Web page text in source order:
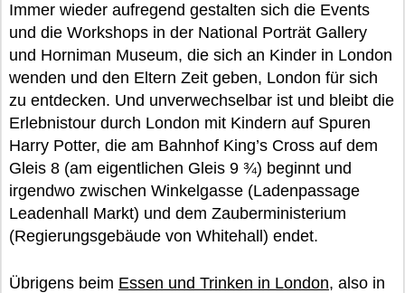
Immer wieder aufregend gestalten sich die Events
und die Workshops in der National Porträt Gallery
und Horniman Museum, die sich an Kinder in London
wenden und den Eltern Zeit geben, London für sich
zu entdecken. Und unverwechselbar ist und bleibt die
Erlebnistour durch London mit Kindern auf Spuren
Harry Potter, die am Bahnhof King’s Cross auf dem
Gleis 8 (am eigentlichen Gleis 9 ¾) beginnt und
irgendwo zwischen Winkelgasse (Ladenpassage
Leadenhall Markt) und dem Zauberministerium
(Regierungsgebäude von Whitehall) endet.
Übrigens beim Essen und Trinken in London, also in